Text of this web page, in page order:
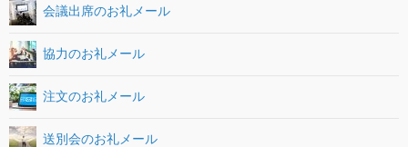
会議出席のお礼メール
協力のお礼メール
注文のお礼メール
送別会のお礼メール